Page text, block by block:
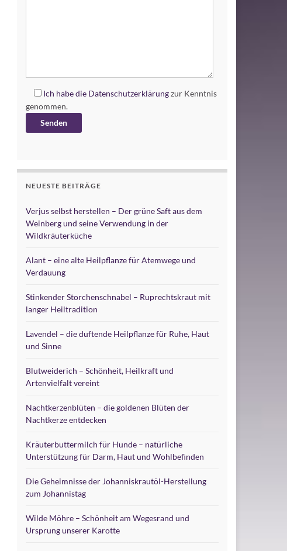
Ich habe die Datenschutzerklärungzur Kenntnis
genommen.
NEUESTE BEITRÄGE
Verjus selbst herstellen – Der grüne Saft aus dem
Weinberg und seine Verwendung in der
Wildkräuterküche
Alant – eine alte Heilpflanze für Atemwege und
Verdauung
Stinkender Storchenschnabel – Ruprechtskraut mit
langer Heiltradition
Lavendel – die duftende Heilpflanze für Ruhe, Haut
und Sinne
Blutweiderich – Schönheit, Heilkraft und
Artenvielfalt vereint
Nachtkerzenblüten – die goldenen Blüten der
Nachtkerze entdecken
Kräuterbuttermilch für Hunde – natürliche
Unterstützung für Darm, Haut und Wohlbefinden
Die Geheimnisse der Johanniskrautöl-Herstellung
zum Johannistag
Wilde Möhre – Schönheit am Wegesrand und
Ursprung unserer Karotte